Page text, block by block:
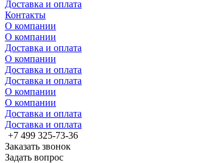
Доставка и оплата
Контакты
О компании
О компании
Доставка и оплата
О компании
Доставка и оплата
Доставка и оплата
О компании
О компании
Доставка и оплата
Доставка и оплата
+7 499 325-73-36
Заказать звонок
Задать вопрос